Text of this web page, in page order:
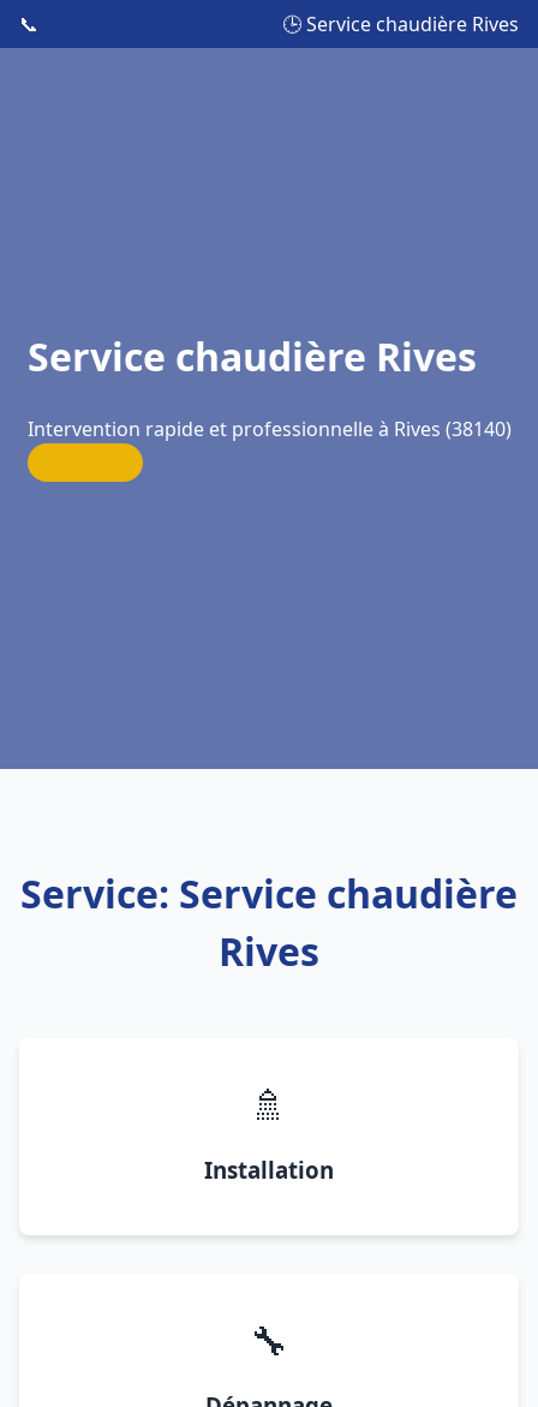
📞 🕒 Service chaudière Rives
Service chaudière Rives
Intervention rapide et professionnelle à Rives (38140)
Service: Service chaudière
Rives
🚿
Installation
🔧